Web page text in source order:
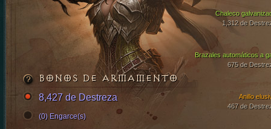
Chaleco
1,312 de
Brazales automáticos a
675 de
Anillo
467 de
BONOS DE ARMAMENTO
8,427 de Destreza
(0) Engarce(s)